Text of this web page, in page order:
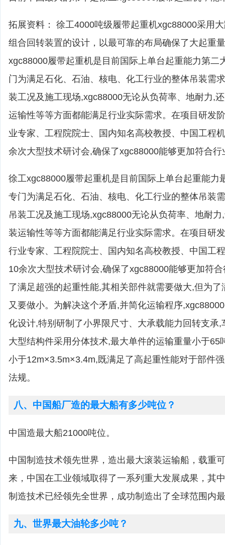
拓展资料： 徐工4000吨级履带起重机xgc88000采用
组合回转装置的设计，以最可靠的布局确保了大起重
xgc88000履带起重机是目前国际上单台起重能力第二
门为满足石化、石油、核电、化工行业的整体吊装需
装工况及施工现场,xgc88000无论从负荷率、地耐力,
运输性等等方面都能满足行业实际需求。在项目研发
业专家、工程院院士、国内知名高校教授、中国工程
余次大型技术研讨会,确保了xgc88000能够更加符合
徐工xgc88000履带起重机是目前国际上单台起重能力
专门为满足石化、石油、核电、化工行业的整体吊装
吊装工况及施工现场,xgc88000无论从负荷率、地耐
装运输性等等方面都能满足行业实际需求。在项目研
行业专家、工程院院士、国内知名高校教授、中国工
10余次大型技术研讨会,确保了xgc88000能够更加符
了满足超强的起重性能,其相关部件就需要做大,但为
又要做小。为解决这个矛盾,并简化运输程序
化设计,特别研制了小界限尺寸、大承载能力回转支承
大型结构件采用分体技术,最大单件的运输重量小于65
小于12m×3.5m×3.4m,既满足了高起重性能对于部件
法规。
八、中国船厂造的最大船有多少吨位？
中国造最大船21000吨位。
中国制造技术领先世界，造出最大滚装运输船，载重
来，中国在工业领域取得了一系列重大发展成果，其
制造技术已经领先全世界，成功制造出了全球范围内
九、世界最大油轮多少吨？